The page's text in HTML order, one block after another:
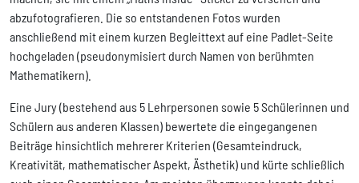
abzufotografieren. Die so entstandenen Fotos wurden
anschließend mit einem kurzen Begleittext auf eine Padlet-Seite
hochgeladen (pseudonymisiert durch Namen von berühmten
Mathematikern).
Eine Jury (bestehend aus 5 Lehrpersonen sowie 5 Schülerinnen und
Schülern aus anderen Klassen) bewertete die eingegangenen
Beiträge hinsichtlich mehrerer Kriterien (Gesamteindruck,
Kreativität, mathematischer Aspekt, Ästhetik) und kürte schließlich